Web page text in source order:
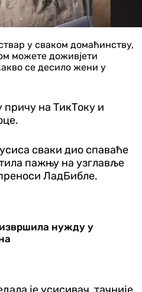
у сваком домаћинству,
можете доживјети
се десило жени у
причу на ТикТоку и
сваки дио спаваће
пажњу на узглавље
ЛадБибле.
извршила нужду у